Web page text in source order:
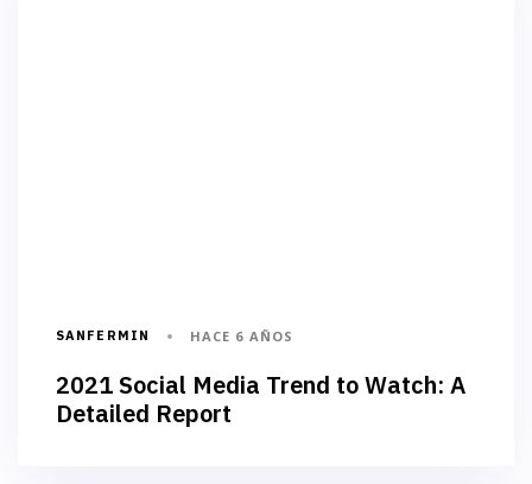
SANFERMIN HACE 6 AÑOS
2021 Social Media Trend to Watch: A
Detailed Report